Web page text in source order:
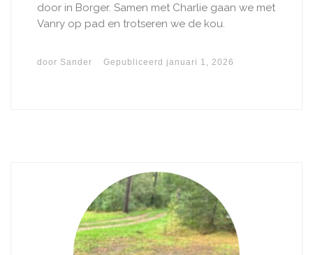
door in Borger. Samen met Charlie gaan we met
Vanry op pad en trotseren we de kou.
door Sander Gepubliceerd januari 1, 2026